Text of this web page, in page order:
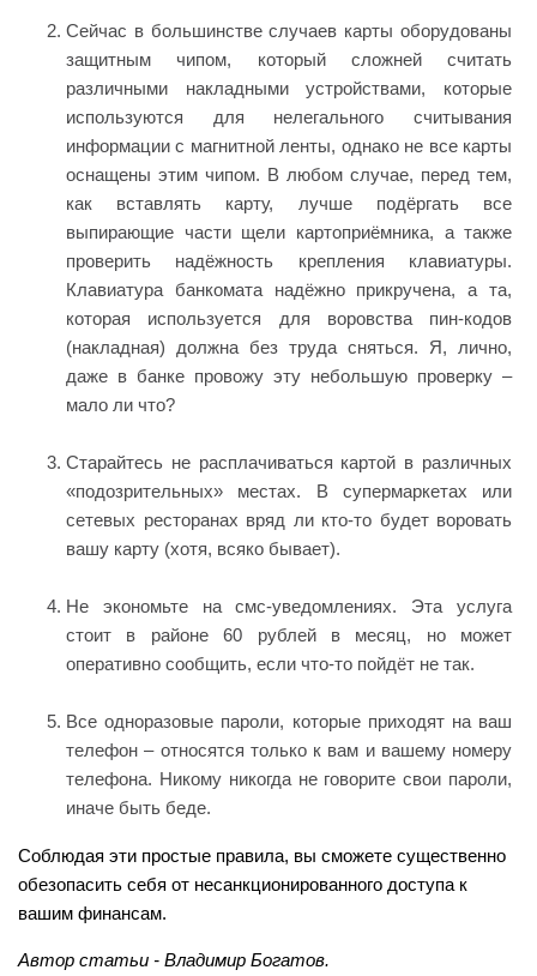
Сейчас в большинстве случаев карты оборудованы
защитным чипом, который сложней считать
различными накладными устройствами, которые
используются для нелегального считывания
информации с магнитной ленты, однако не все карты
оснащены этим чипом. В любом случае, перед тем,
как вставлять карту, лучше подёргать все
выпирающие части щели картоприёмника, а также
проверить надёжность крепления клавиатуры.
Клавиатура банкомата надёжно прикручена, а та,
которая используется для воровства пин-кодов
(накладная) должна без труда сняться. Я, лично,
даже в банке провожу эту небольшую проверку –
мало ли что?
Старайтесь не расплачиваться картой в различных
«подозрительных» местах. В супермаркетах или
сетевых ресторанах вряд ли кто-то будет воровать
вашу карту (хотя, всяко бывает).
Не экономьте на смс-уведомлениях. Эта услуга
стоит в районе 60 рублей в месяц, но может
оперативно сообщить, если что-то пойдёт не так.
Все одноразовые пароли, которые приходят на ваш
телефон – относятся только к вам и вашему номеру
телефона. Никому никогда не говорите свои пароли,
иначе быть беде.
Соблюдая эти простые правила, вы сможете существенно
обезопасить себя от несанкционированного доступа к
вашим финансам.
Автор статьи - Владимир Богатов.